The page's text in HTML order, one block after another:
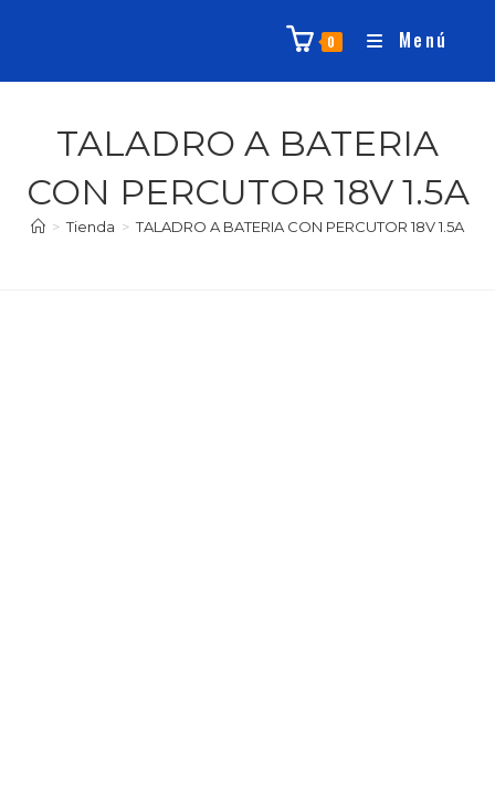
0 Menú
TALADRO A BATERIA
CON PERCUTOR 18V 1.5A
> Tienda > TALADRO A BATERIA CON PERCUTOR 18V 1.5A